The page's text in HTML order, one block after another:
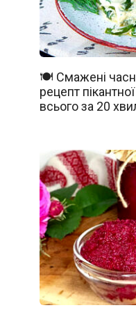
🍽️ Смажені
рецепт
всього за 20